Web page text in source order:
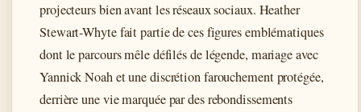
projecteurs bien avant les réseaux sociaux. Heather
Stewart-Whyte fait partie de ces figures emblématiques
dont le parcours mêle défilés de légende, mariage avec
Yannick Noah et une discrétion farouchement protégée,
derrière une vie marquée par des rebondissements